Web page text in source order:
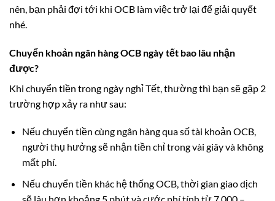
nên, bạn phải đợi tới khi OCB làm việc trở lại để giải quyết
nhé.
Chuyển khoản ngân hàng OCB ngày tết bao lâu nhận
được?
Khi chuyển tiền trong ngày nghỉ Tết, thường thì bạn sẽ gặp 2
trường hợp xảy ra như sau:
Nếu chuyển tiền cùng ngân hàng qua số tài khoản OCB,
người thụ hưởng sẽ nhận tiền chỉ trong vài giây và không
mất phí.
Nếu chuyển tiền khác hệ thống OCB, thời gian giao dịch